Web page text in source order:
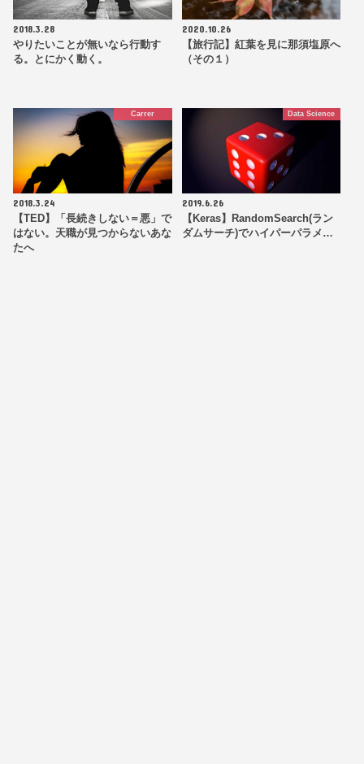
2018.3.28
やりたいことが無いなら行動す
る。とにかく動く。
2020.10.26
【旅行記】紅葉を見に那須塩原へ
（その１）
Carrer
2018.3.24
【TED】「長続きしない＝悪」で
はない。天職が見つからないあな
たへ
Data Science
2019.6.26
【Keras】RandomSearch(ラン
ダムサーチ)でハイパーパラメ…